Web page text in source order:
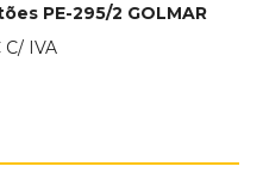
PE-295/2 GOLMAR
C/ IVA